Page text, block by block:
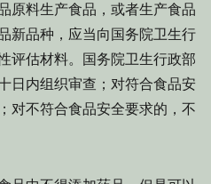
料生产食品，或者生产食品
新品种，应当向国务院卫生行
评估材料。国务院卫生行政部
日内组织审查；对符合食品安
对不符合食品安全要求的，不